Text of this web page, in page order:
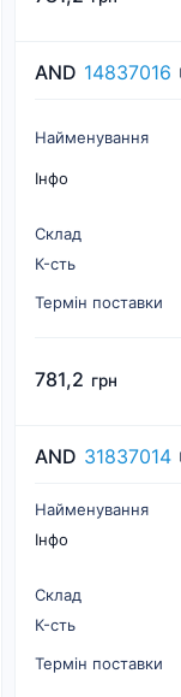
AND 14837016
Найменування
Інфо
Склад
К-cть
Термін поставки
781,2 грн
AND 31837014
Найменування
Інфо
Склад
К-cть
Термін поставки